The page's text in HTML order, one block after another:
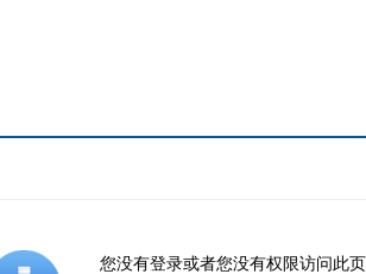
您没有登录或者您没有权限访问此